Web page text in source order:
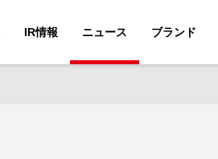
IR情報 ニュース ブランド